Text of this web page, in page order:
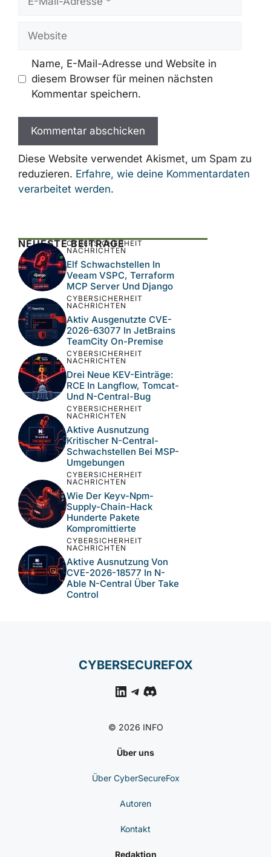
Mail-
Name, E-Mail-Adresse und Website in
diesem Browser für meinen nächsten
Kommentar speichern.
Diese Website verwendet Akismet, um Spam zu
reduzieren. Erfahre, wie deine Kommentardaten
verarbeitet werden.
NEUESTE BEITRÄGE
CYBERSICHERHEIT
NACHRICHTEN
Elf Schwachstellen In
Veeam VSPC, Terraform
MCP Server Und Django
CYBERSICHERHEIT
NACHRICHTEN
Aktiv Ausgenutzte CVE-
2026-63077 In JetBrains
TeamCity On-Premise
CYBERSICHERHEIT
NACHRICHTEN
Drei Neue KEV-Einträge:
RCE In Langflow, Tomcat-
Und N-Central-Bug
CYBERSICHERHEIT
NACHRICHTEN
Aktive Ausnutzung
Kritischer N-Central-
Schwachstellen Bei MSP-
Umgebungen
CYBERSICHERHEIT
NACHRICHTEN
Wie Der Keyv-Npm-
Supply-Chain-Hack
Hunderte Pakete
Kompromittierte
CYBERSICHERHEIT
NACHRICHTEN
Aktive Ausnutzung Von
CVE-2026-18577 In N-
Able N-Central Über Take
Control
CYBERSECUREFOX
LinkedIn
Telegram
Discord
© 2026 INFO
Über uns
Über CyberSecureFox
Autoren
Kontakt
Redaktion